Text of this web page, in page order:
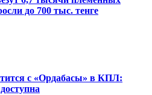
до 700 тыс. тенге
с «Ордабасы» в КПЛ: